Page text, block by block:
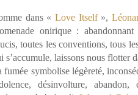
dans « Love Itself»,
onirique :
toutes les conventions, tous
s’accumule, laissons nous flotter
fumée symbolise légèreté,
désinvolture, abandon,